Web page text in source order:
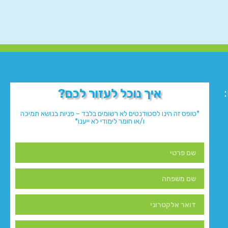
איך נוכל לעזור לכם?
*טופס זה הינו לסטודנטים לא רשומים בלבד – פניות בנושא תמיכה
ו/או חומר לימודי לא ייענו*